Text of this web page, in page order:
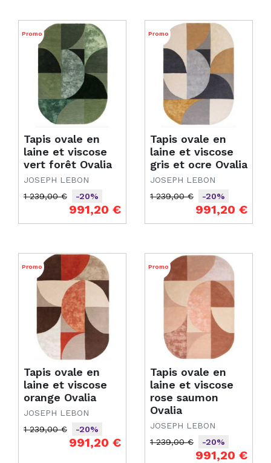
Tapis ovale en
laine et viscose
vert forêt Ovalia
JOSEPH LEBON
Prix de base
1 239,00 €
-20%
991,20 €
Promo
Tapis ovale en
laine et viscose
gris et ocre Ovalia
JOSEPH LEBON
Prix de base
1 239,00 €
-20%
991,20 €
Promo
Tapis ovale en
laine et viscose
orange Ovalia
JOSEPH LEBON
Prix de base
1 239,00 €
-20%
991,20 €
Promo
Tapis ovale en
laine et viscose
rose saumon
Ovalia
JOSEPH LEBON
Prix de base
1 239,00 €
-20%
991,20 €
Promo